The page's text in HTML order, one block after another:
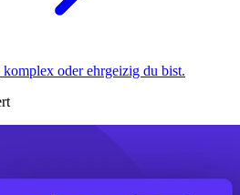
oder ehrgeizig du bist.